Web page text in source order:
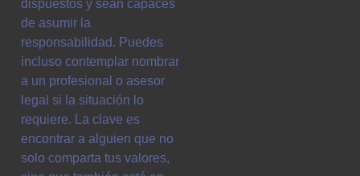
dispuestos y sean capaces
de asumir la
responsabilidad. Puedes
incluso contemplar nombrar
a un profesional o asesor
legal si la situación lo
requiere. La clave es
encontrar a alguien que no
solo comparta tus valores,